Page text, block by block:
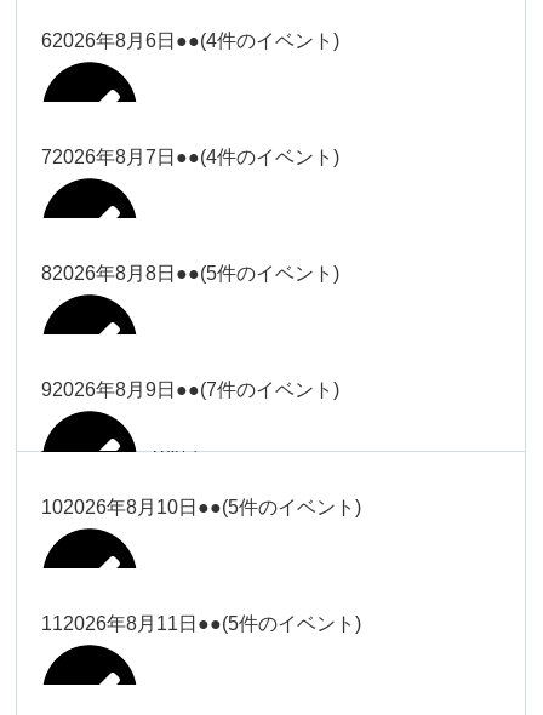
Close
関谷（17-19時）
2026年7月27日
院長
院長
小林
Close
2026年7月28日
Close Close
武井
2026年7月28日
Close
武井
2026年7月30日
関谷（17-
Close
関谷（17-19時）
2026年7月30日
院長
Close
武井
2026年7月31日
関谷（17-
Close
関谷（17-19時）
2026年7月31日
2026年8月1日
Close
小林
2026年8月1日
武井
武井
Close Close
小林
2026年8月2日
松本
松本
武井(9時ー
18時)
小林
Close Close
小林
2026年8月3日
松本（9時
Close
松本（9時ー18時）
2026年8月3日
時）
Close Close
2026年8月4日
大西（9時
ー18時）
Close Close
大西（9時ー18時）
2026年8月4日
小林
冨田
冨田
塩川
Close Close
塩川
2026年8月5日
62026年8月6日 ●●(4件のイベント)
冨田
冨田
Close Close
塩川
2026年8月6日
72026年8月7日 ●●(4件のイベント)
大西
大西
松本（9時
ー18時）
Close Close
82026年8月8日 ●●(5件のイベント)
大西（9時
Close Close
大西（9時ー18時）
2026年8月8日
92026年8月9日 ●●(7件のイベント)
塩川
塩川
102026年8月10日 ●●(5件のイベント)
小林
112026年8月11日 ●●(5件のイベント)